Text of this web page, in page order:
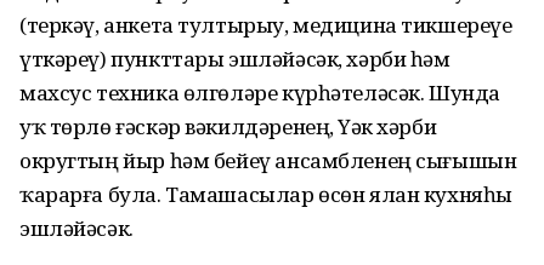
(теркәү, анкета тултырыу, медицина тикшереүе
үткәреү) пункт­тары эшләйәсәк, хәрби һәм
махсус техника өлгөләре күрһәтеләсәк. Шунда
уҡ төрлө ғәскәр вәкилдәренең, Үҙәк хәрби
округтың йыр һәм бейеү ансамбленең сығышын
ҡарарға була. Тамашасылар өсөн ялан кухняһы
эшләйәсәк.